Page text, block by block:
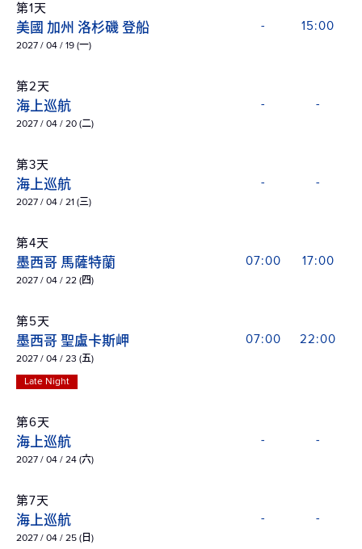
第1天
美國 加州 洛杉磯 登船
2027 / 04 / 19 (一)
- 15:00
第2天
海上巡航
2027 / 04 / 20 (二)
- -
第3天
海上巡航
2027 / 04 / 21 (三)
- -
第4天
墨西哥 馬薩特蘭
2027 / 04 / 22 (四)
07:00 17:00
第5天
墨西哥 聖盧卡斯岬
2027 / 04 / 23 (五)
Late Night
07:00 22:00
第6天
海上巡航
2027 / 04 / 24 (六)
- -
第7天
海上巡航
2027 / 04 / 25 (日)
- -